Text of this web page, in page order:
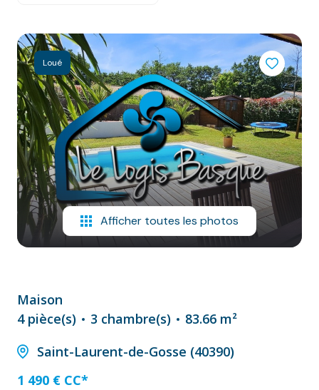
LOUES
NOS
VILLES
DOSSIER DE
CANDIDATURE
NOS
PRESTATIONS
CONTACT
Loué
Afficher toutes les photos
Maison
4 pièce(s)
3 chambre(s)
83.66 m²
Saint-Laurent-de-Gosse (40390)
1 490 € CC*